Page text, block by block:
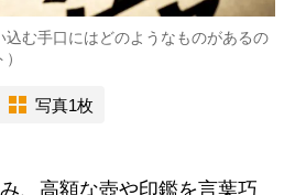
込む手口にはどのようなものがあるの
写真1枚
、高額な壺や印鑑を言葉巧